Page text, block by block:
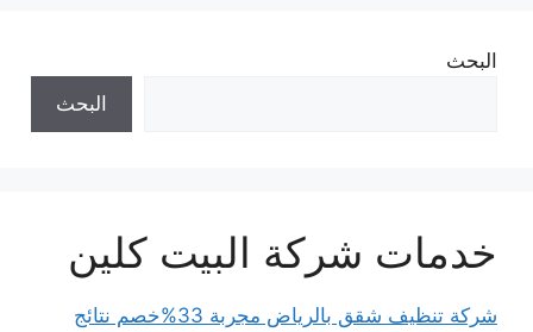
البحث
البحث
خدمات شركة البيت كلين
شركة تنظيف شقق بالرياض مجربة 33%خصم نتائج